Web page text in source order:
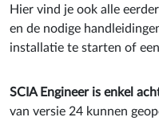
Hier vind je ook alle
en de nodige
installatie te starten of
SCIA Engineer is enkel
van versie 24 kunnen